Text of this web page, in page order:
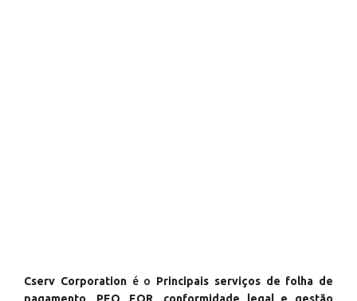
Cserv Corporationé o Principais serviços de folha de